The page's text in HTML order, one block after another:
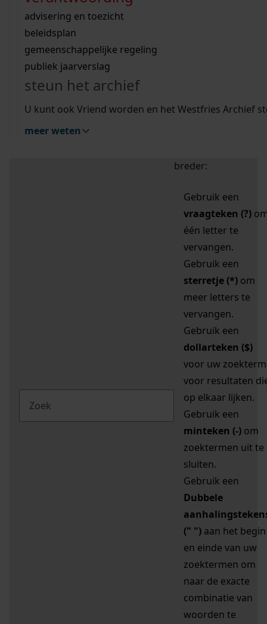
bouwvergunningen
omgevingsvergunningen
vergunningen
beeld en geluid
uitleg nodig?
Wij helpen u op weg met een aantal zoektips.
bekijk alle zoektips
Wij helpen u op weg met een aantal zoektips.
bekijk alle zoektips
bekijk ons geschiedenislokaal
advisering en toezicht
beleidsplan
gemeenschappelijke regeling
publiek jaarverslag
steun het archief
U kunt ook Vriend worden en het Westfries Archief
meer weten
zoektips
Mijn Studiezaal (inloggen)
uw zoekopdracht te
breder:
Gebruik een
vraagteken (?)
één letter te
vervangen.
Gebruik een
sterretje (*) om
meer letters te
vervangen.
Gebruik een
dollarteken ($)
voor uw zoekterm
voor resultaten
op elkaar lijken.
Gebruik een
minteken (-) om
zoektermen uit te
sluiten.
Gebruik een
Dubbele
(" ") aan het begin
en einde van uw
zoektermen om
naar de exacte
combinatie van
woorden te